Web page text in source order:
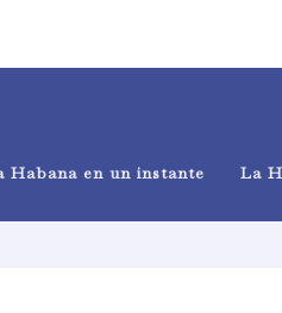
Habana en un instante La